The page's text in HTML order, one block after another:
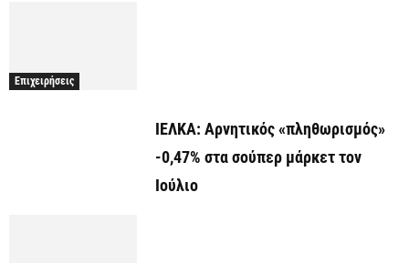
Επιχειρήσεις
ΙΕΛΚΑ: Αρνητικός «πληθωρισμός»
-0,47% στα σούπερ μάρκετ τον
Ιούλιο